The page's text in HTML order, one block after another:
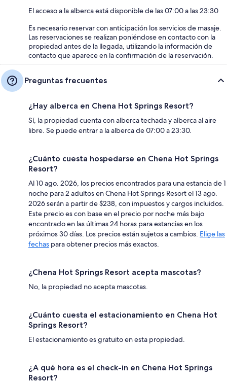
El acceso a la alberca está disponible de las 07:00 a las 23:30
Es necesario reservar con anticipación los servicios de masaje.
Las reservaciones se realizan poniéndose en contacto con la
propiedad antes de la llegada, utilizando la información de
contacto que aparece en la confirmación de la reservación.
Preguntas frecuentes
¿Hay alberca en Chena Hot Springs Resort?
Sí, la propiedad cuenta con alberca techada y alberca al aire
libre. Se puede entrar a la alberca de 07:00 a 23:30.
¿Cuánto cuesta hospedarse en Chena Hot Springs
Resort?
Al 10 ago. 2026, los precios encontrados para una estancia de 1
noche para 2 adultos en Chena Hot Springs Resort el 13 ago.
2026 serán a partir de $238, con impuestos y cargos incluidos.
Este precio es con base en el precio por noche más bajo
encontrado en las últimas 24 horas para estancias en los
próximos 30 días. Los precios están sujetos a cambios. Elige las
fechas para obtener precios más exactos.
¿Chena Hot Springs Resort acepta mascotas?
No, la propiedad no acepta mascotas.
¿Cuánto cuesta el estacionamiento en Chena Hot
Springs Resort?
El estacionamiento es gratuito en esta propiedad.
¿A qué hora es el check-in en Chena Hot Springs
Resort?